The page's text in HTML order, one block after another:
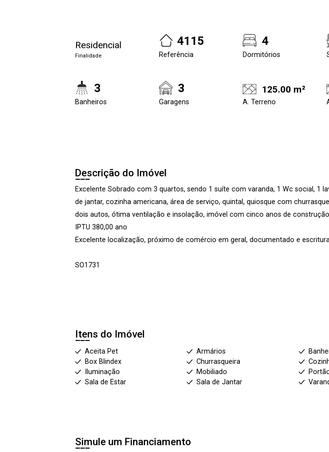
Residencial
Finalidade
4115
Referência
4
Dormitórios
3
Banheiros
3
Garagens
125.00 m²
A. Terreno
Descrição do Imóvel
Excelente Sobrado com 3 quartos, sendo 1 suíte com varanda, 1 Wc social, 1
de jantar, cozinha americana, área de serviço, quintal, quiosque com
dois autos, ótima ventilação e insolação, imóvel com cinco anos de
IPTU 380,00 ano
Excelente localização, próximo de comércio em geral, documentado e
SO1731
Itens do Imóvel
Aceita Pet Armários
Box Blindex
Churrasqueira
Iluminação
Mobiliado
Sala de Estar
Sala de Jantar
Simule um Financiamento